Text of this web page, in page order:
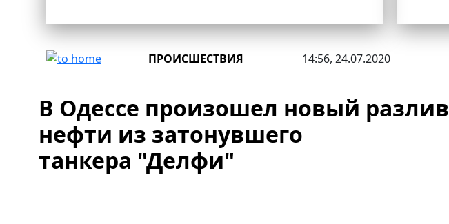
ПРОИСШЕСТВИЯ 14:56, 24.07.2020
В Одессе произошел новый разлив
нефти из затонувшего
танкера "Делфи"